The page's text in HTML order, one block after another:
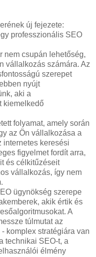
új fejezete:
professzionális SEO
nem csupán lehetőség,
vállalkozás számára. Az
szerepet
nyújt
aki a
kiemelkedő
folyamat, amely során
az Ön vállalkozása a
internetes keresési
figyelmet fordít arra,
és célkitűzéseit
vállalkozás, így nem
ügynökség szerepe
akik értik és
A
túlmutat az
komplex stratégiára van
technikai SEO-t, a
élmény